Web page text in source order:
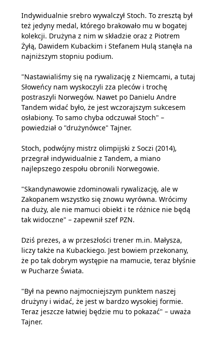
Indywidualnie srebro wywalczył Stoch. To zresztą był
też jedyny medal, którego brakowało mu w bogatej
kolekcji. Drużyna z nim w składzie oraz z Piotrem
Żyłą, Dawidem Kubackim i Stefanem Hulą stanęła na
najniższym stopniu podium.
"Nastawialiśmy się na rywalizację z Niemcami, a tutaj
Słoweńcy nam wyskoczyli zza pleców i trochę
postraszyli Norwegów. Nawet po Danielu Andre
Tandem widać było, że jest wczorajszym sukcesem
osłabiony. To samo chyba odczuwał Stoch" –
powiedział o "drużynówce" Tajner.
Stoch, podwójny mistrz olimpijski z Soczi (2014),
przegrał indywidualnie z Tandem, a miano
najlepszego zespołu obronili Norwegowie.
"Skandynawowie zdominowali rywalizację, ale w
Zakopanem wszystko się znowu wyrówna. Wrócimy
na duży, ale nie mamuci obiekt i te różnice nie będą
tak widoczne" – zapewnił szef PZN.
Dziś prezes, a w przeszłości trener m.in. Małysza,
liczy także na Kubackiego. Jest bowiem przekonany,
że po tak dobrym występie na mamucie, teraz błyśnie
w Pucharze Świata.
"Był na pewno najmocniejszym punktem naszej
drużyny i widać, że jest w bardzo wysokiej formie.
Teraz jeszcze łatwiej będzie mu to pokazać" – uważa
Tajner.